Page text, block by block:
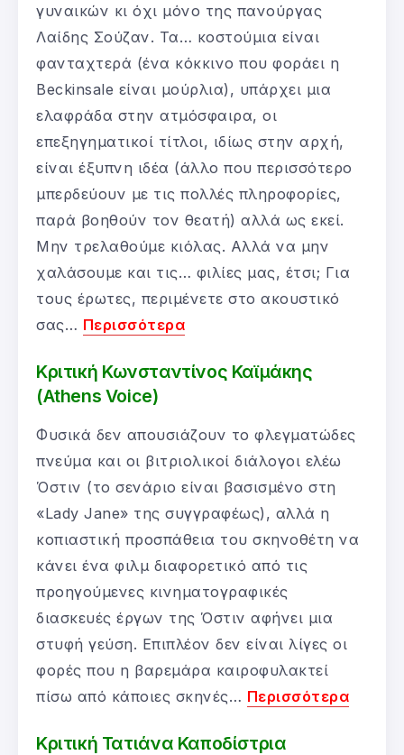
γυναικών κι όχι μόνο της πανούργας
Λαίδης Σούζαν. Τα… κοστούμια είναι
φανταχτερά (ένα κόκκινο που φοράει η
Beckinsale είναι μούρλια), υπάρχει μια
ελαφράδα στην ατμόσφαιρα, οι
επεξηγηματικοί τίτλοι, ιδίως στην αρχή,
είναι έξυπνη ιδέα (άλλο που περισσότερο
μπερδεύουν με τις πολλές πληροφορίες,
παρά βοηθούν τον θεατή) αλλά ως εκεί.
Μην τρελαθούμε κιόλας. Αλλά να μην
χαλάσουμε και τις… φιλίες μας, έτσι; Για
τους έρωτες, περιμένετε στο ακουστικό
σας… Περισσότερα
Κριτική Κωνσταντίνος Καϊμάκης
(Athens Voice)
Φυσικά δεν απουσιάζουν το φλεγματώδες
πνεύμα και οι βιτριολικοί διάλογοι ελέω
Όστιν (το σενάριο είναι βασισμένο στη
«Lady Jane» της συγγραφέως), αλλά η
κοπιαστική προσπάθεια του σκηνοθέτη να
κάνει ένα φιλμ διαφορετικό από τις
προηγούμενες κινηματογραφικές
διασκευές έργων της Όστιν αφήνει μια
στυφή γεύση. Επιπλέον δεν είναι λίγες οι
φορές που η βαρεμάρα καιροφυλακτεί
πίσω από κάποιες σκηνές… Περισσότερα
Κριτική Τατιάνα Καποδίστρια